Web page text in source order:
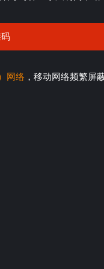
网络 ，移动网络频繁屏